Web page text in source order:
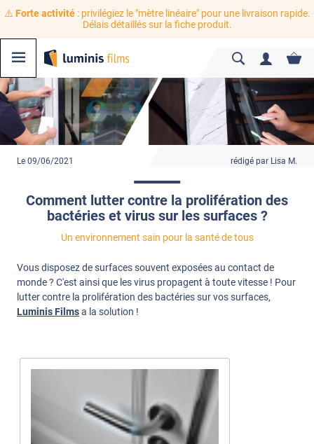
⚠️ Forte activité: privilégiez le "mètre linéaire" pour une livraison rapide.
Délais détaillés sur la fiche produit.
Le 09/06/2021 rédigé par Lisa M.
Comment lutter contre la prolifération des
bactéries et virus sur les surfaces ?
Un environnement sain pour la santé de tous
Vous disposez de surfaces souvent exposées au contact de
monde ? C'est ainsi que les virus propagent à toute vitesse ! Pour
lutter contre la prolifération des bactéries sur vos surfaces,
Luminis Filmsa la solution !